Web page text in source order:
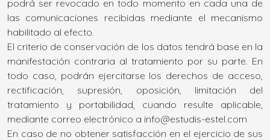
podrá ser revocado en todo momento en cada una de
las comunicaciones recibidas mediante el mecanismo
habilitado al efecto.
El criterio de conservación de los datos tendrá base en la
manifestación contraria al tratamiento por su parte. En
todo caso, podrán ejercitarse los derechos de acceso,
rectificación, supresión, oposición, limitación del
tratamiento y portabilidad, cuando resulte aplicable,
mediante correo electrónico a info@estudis-estel.com
En caso de no obtener satisfacción en el ejercicio de sus